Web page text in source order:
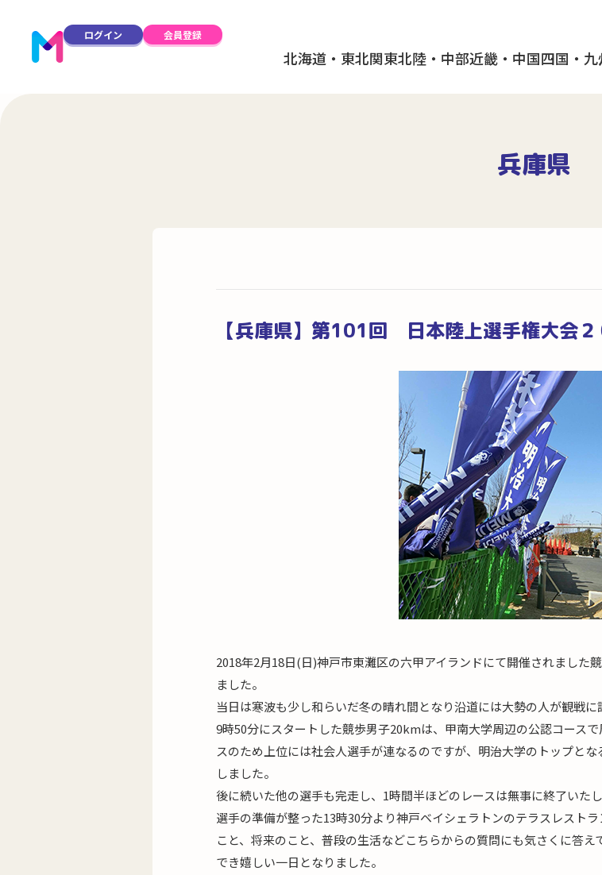
ログイン 会員登録
北海道・東北関東北陸・中部近畿・中国四国・九
兵庫県
【兵庫県】第101回 日本陸上選手権大会
2018年2月18日(日)神戸市東灘区の六甲アイランドにて開催されました
ました。
当日は寒波も少し和らいだ冬の晴れ間となり沿道には大勢の人が観戦に
9時50分にスタートした競歩男子20kmは、甲南大学周辺の公認コース
スのため上位には社会人選手が連なるのですが、明治大学のトップと
しました。
後に続いた他の選手も完走し、1時間半ほどのレースは無事に終了いたし
選手の準備が整った13時30分より神戸ベイシェラトンのテラスレスト
こと、将来のこと、普段の生活などこちらからの質問にも気さくに答
でき嬉しい一日となりました。